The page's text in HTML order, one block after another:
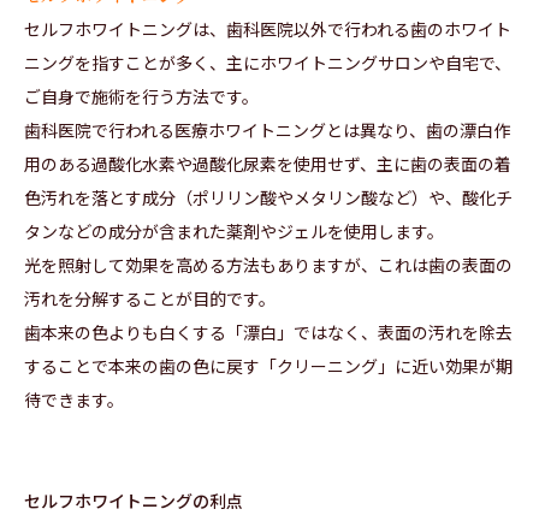
セルフホワイトニングは、歯科医院以外で行われる歯のホワイト
ニングを指すことが多く、主にホワイトニングサロンや自宅で、
ご自身で施術を行う方法です。
歯科医院で行われる医療ホワイトニングとは異なり、歯の漂白作
用のある過酸化水素や過酸化尿素を使用せず、主に歯の表面の着
色汚れを落とす成分（ポリリン酸やメタリン酸など）や、酸化チ
タンなどの成分が含まれた薬剤やジェルを使用します。
光を照射して効果を高める方法もありますが、これは歯の表面の
汚れを分解することが目的です。
歯本来の色よりも白くする「漂白」ではなく、表面の汚れを除去
することで本来の歯の色に戻す「クリーニング」に近い効果が期
待できます。
セルフホワイトニングの利点